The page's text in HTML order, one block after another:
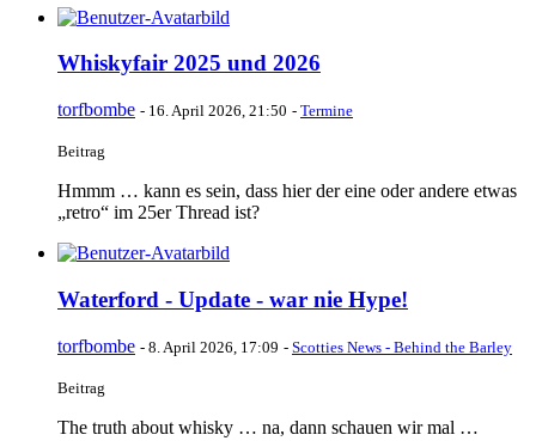
Whiskyfair 2025 und 2026
torfbombe - 16. April 2026, 21:50 - Termine
Beitrag
Hmmm … kann es sein, dass hier der eine oder andere etwas
„retro“ im 25er Thread ist?
Waterford - Update - war nie Hype!
torfbombe - 8. April 2026, 17:09 - Scotties News - Behind the Barley
Beitrag
The truth about whisky … na, dann schauen wir mal …